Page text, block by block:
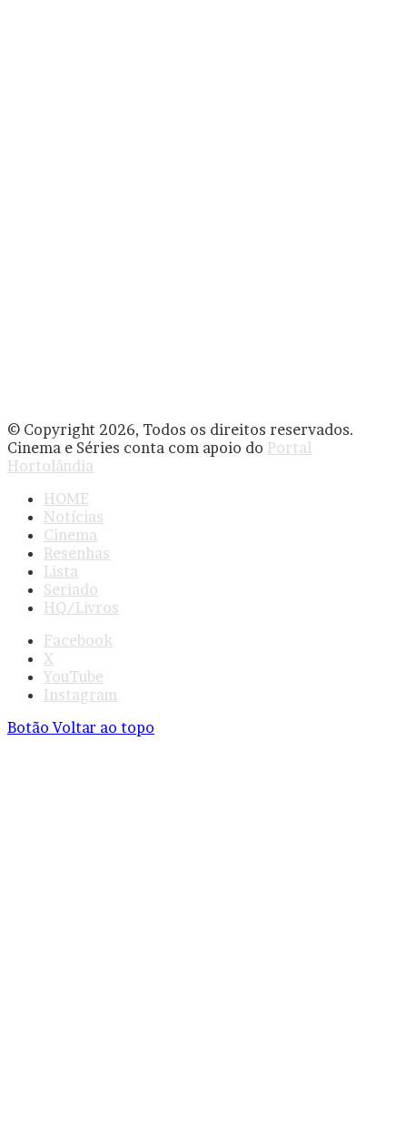
© Copyright 2026, Todos os direitos reservados.
Cinema e Séries conta com apoio do Portal
Hortolândia
HOME
Notícias
Cinema
Resenhas
Lista
Seriado
HQ/Livros
Facebook
X
YouTube
Instagram
Botão Voltar ao topo